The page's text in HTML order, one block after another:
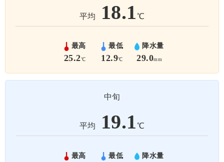
平均 18.1℃
最高
25.2℃
最低
12.9℃
降水量
29.0mm
中旬
平均 19.1℃
最高 最低 降水量